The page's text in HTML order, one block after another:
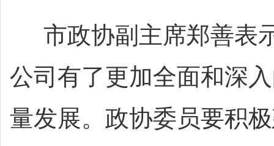
市政协副主席郑善表
公司有了更加全面和深
量发展。政协委员要积